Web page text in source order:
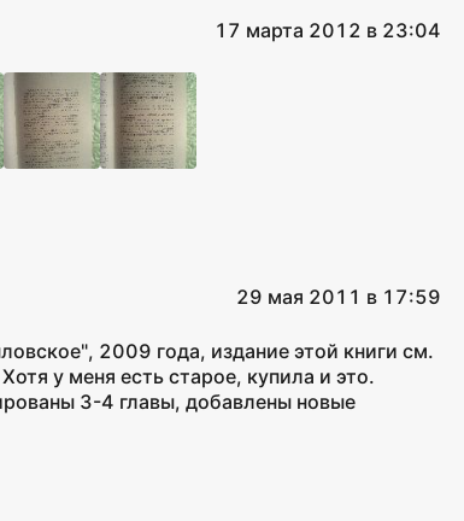
17 марта 2012 в 23:04
29 мая 2011 в 17:59
2009 года, издание этой книги см.
у меня есть старое, купила и это.
3-4 главы, добавлены новые